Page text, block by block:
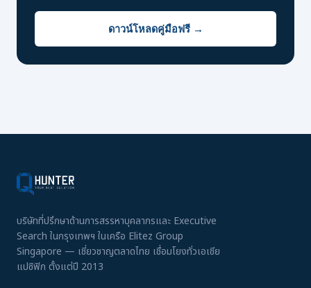
ดาวน์โหลดคู่มือฟรี →
บริษัทที่ปรึกษาด้านการสรรหาบุคลากรและ Executive
Search ในกรุงเทพฯ ในเครือ Elitez Group
Singapore — เชี่ยวชาญตลาดไทย เชื่อมโยงทั่วเอเชีย
แปซิฟิก ตั้งแต่ปี 2013